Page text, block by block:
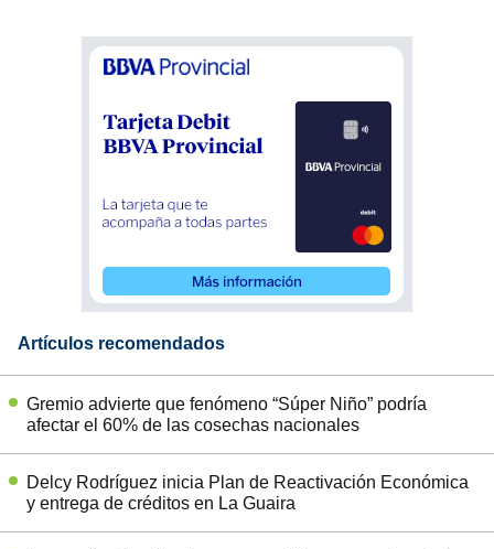
Artículos recomendados
Gremio advierte que fenómeno “Súper Niño” podría
afectar el 60% de las cosechas nacionales
Delcy Rodríguez inicia Plan de Reactivación Económica
y entrega de créditos en La Guaira